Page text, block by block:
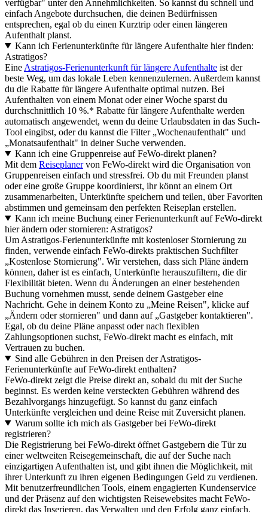
verfügbar" unter den Annehmlichkeiten. So kannst du schnell und
einfach Angebote durchsuchen, die deinen Bedürfnissen
entsprechen, egal ob du einen Kurztrip oder einen längeren
Aufenthalt planst.
Kann ich Ferienunterkünfte für längere Aufenthalte hier finden:
Astratigos?
Eine Astratigos-Ferienunterkunft für längere Aufenthalte ist der
beste Weg, um das lokale Leben kennenzulernen. Außerdem kannst
du die Rabatte für längere Aufenthalte optimal nutzen. Bei
Aufenthalten von einem Monat oder einer Woche sparst du
durchschnittlich 10 %.* Rabatte für längere Aufenthalte werden
automatisch angewendet, wenn du deine Urlaubsdaten in das Such-
Tool eingibst, oder du kannst die Filter „Wochenaufenthalt" und
„Monatsaufenthalt" in deiner Suche verwenden.
Kann ich eine Gruppenreise auf FeWo-direkt planen?
Mit dem Reiseplanervon FeWo-direkt wird die Organisation von
Gruppenreisen einfach und stressfrei. Ob du mit Freunden planst
oder eine große Gruppe koordinierst, ihr könnt an einem Ort
zusammenarbeiten, Unterkünfte speichern und teilen, über Favoriten
abstimmen und gemeinsam den perfekten Reiseplan erstellen.
Kann ich meine Buchung einer Ferienunterkunft auf FeWo-direkt
hier ändern oder stornieren: Astratigos?
Um Astratigos-Ferienunterkünfte mit kostenloser Stornierung zu
finden, verwende einfach FeWo-direkts praktischen Suchfilter
„Kostenlose Stornierung". Wir verstehen, dass sich Pläne ändern
können, daher ist es einfach, Unterkünfte herauszufiltern, die dir
Flexibilität bieten. Wenn du Änderungen an einer bestehenden
Buchung vornehmen musst, sende deinem Gastgeber eine
Nachricht. Gehe in deinem Konto zu „Meine Reisen", klicke auf
„Ändern oder stornieren" und dann auf „Gastgeber kontaktieren".
Egal, ob du deine Pläne anpasst oder nach flexiblen
Zahlungsoptionen suchst, FeWo-direkt macht es einfach, mit
Vertrauen zu buchen.
Sind alle Gebühren in den Preisen der Astratigos-
Ferienunterkünfte auf FeWo-direkt enthalten?
FeWo-direkt zeigt die Preise direkt an, sobald du mit der Suche
beginnst. Es werden keine versteckten Gebühren während des
Bezahlvorgangs hinzugefügt. So kannst du ganz einfach
Unterkünfte vergleichen und deine Reise mit Zuversicht planen.
Warum sollte ich mich als Gastgeber bei FeWo-direkt
registrieren?
Die Registrierung bei FeWo-direkt öffnet Gastgebern die Tür zu
einer weltweiten Reisegemeinschaft, die auf der Suche nach
einzigartigen Aufenthalten ist, und gibt ihnen die Möglichkeit, mit
ihrer Unterkunft zu ihren eigenen Bedingungen Geld zu verdienen.
Mit benutzerfreundlichen Tools, einem engagierten Kundenservice
und der Präsenz auf den wichtigsten Reisewebsites macht FeWo-
direkt das Inserieren, das Verwalten und den Erfolg ganz einfach.